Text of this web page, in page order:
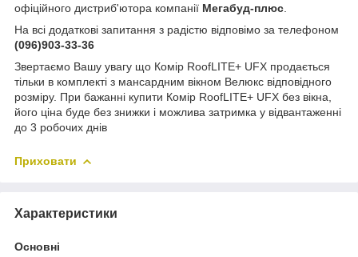
офіційного дистриб'ютора компанії Мегабуд-плюс
На всі додаткові запитання з радістю відповімо за телефоном
(096)903-33-36
Звертаємо Вашу увагу що Комір RoofLITE+ UFX продається
тільки в комплекті з мансардним вікном Велюкс відповідного
розміру. При бажанні купити Комір RoofLITE+ UFX без вікна,
його ціна буде без знижки і можлива затримка у відвантаженні
до 3 робочих днів
Приховати
Характеристики
Основні